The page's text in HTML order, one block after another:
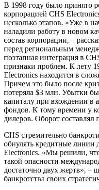
В 1998 году было принято
корпорацией CHS
несколько этапов. «Уже в
наладили работу в новом
состав корпорации, –
перед региональным
поэтапная интеграция в
признаки проблем. К лету
Electronics находится в
Причем это было после
потеряла $3 млн. Убытки
капиталу при вхождении в
фондов. К тому времени у
дилеров. Оборот составлял
CHS стремительно
обнулять кредитные линии
Electronics. «Мы решили,
такой опасности
достаточно двух жертв», –
банкротства своих